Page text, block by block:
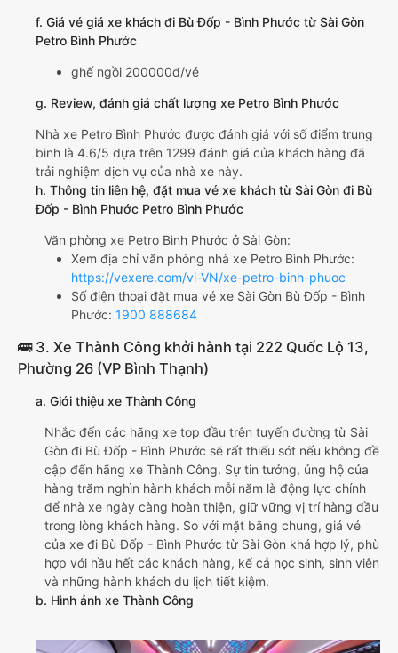
f. Giá vé giá xe khách đi Bù Đốp - Bình Phước từ Sài Gòn
Petro Bình Phước
ghế ngồi 200000đ/vé
g. Review, đánh giá chất lượng xe Petro Bình Phước
Nhà xe Petro Bình Phước được đánh giá với số điểm trung
bình là 4.6/5 dựa trên 1299 đánh giá của khách hàng đã
trải nghiệm dịch vụ của nhà xe này.
h. Thông tin liên hệ, đặt mua vé xe khách từ Sài Gòn đi Bù
Đốp - Bình Phước Petro Bình Phước
Văn phòng xe Petro Bình Phước ở Sài Gòn:
Xem địa chỉ văn phòng nhà xe Petro Bình Phước:
https://vexere.com/vi-VN/xe-petro-binh-phuoc
Số điện thoại đặt mua vé xe Sài Gòn Bù Đốp - Bình
Phước: 1900 888684
🚌 3. Xe Thành Công khởi hành tại 222 Quốc Lộ 13,
Phường 26 (VP Bình Thạnh)
a. Giới thiệu xe Thành Công
Nhắc đến các hãng xe top đầu trên tuyến đường từ Sài
Gòn đi Bù Đốp - Bình Phước sẽ rất thiếu sót nếu không đề
cập đến hãng xe Thành Công. Sự tin tưởng, ủng hộ của
hàng trăm nghìn hành khách mỗi năm là động lực chính
để nhà xe ngày càng hoàn thiện, giữ vững vị trí hàng đầu
trong lòng khách hàng. So với mặt bằng chung, giá vé
của xe đi Bù Đốp - Bình Phước từ Sài Gòn khá hợp lý, phù
hợp với hầu hết các khách hàng, kể cả học sinh, sinh viên
và những hành khách du lịch tiết kiệm.
b. Hình ảnh xe Thành Công